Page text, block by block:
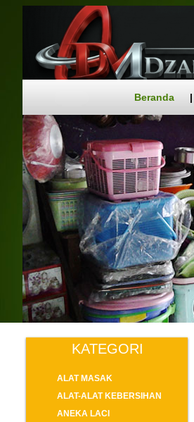
Beranda |
KATEGORI
ALAT MASAK
ALAT-ALAT KEBERSIHAN
ANEKA LACI